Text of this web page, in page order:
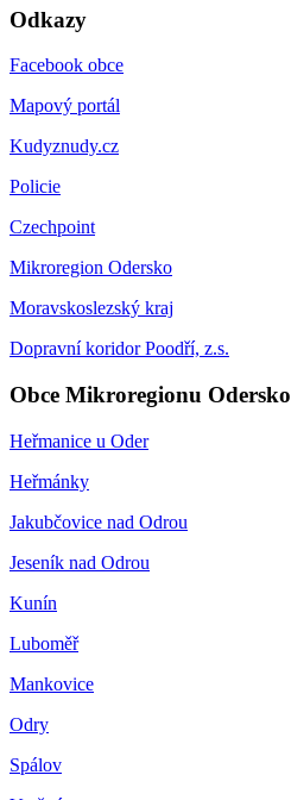
Odkazy
Facebook obce
Mapový portál
Kudyznudy.cz
Policie
Czechpoint
Mikroregion Odersko
Moravskoslezský kraj
Dopravní koridor Poodří, z.s.
Obce Mikroregionu Odersko
Heřmanice u Oder
Heřmánky
Jakubčovice nad Odrou
Jeseník nad Odrou
Kunín
Luboměř
Mankovice
Odry
Spálov